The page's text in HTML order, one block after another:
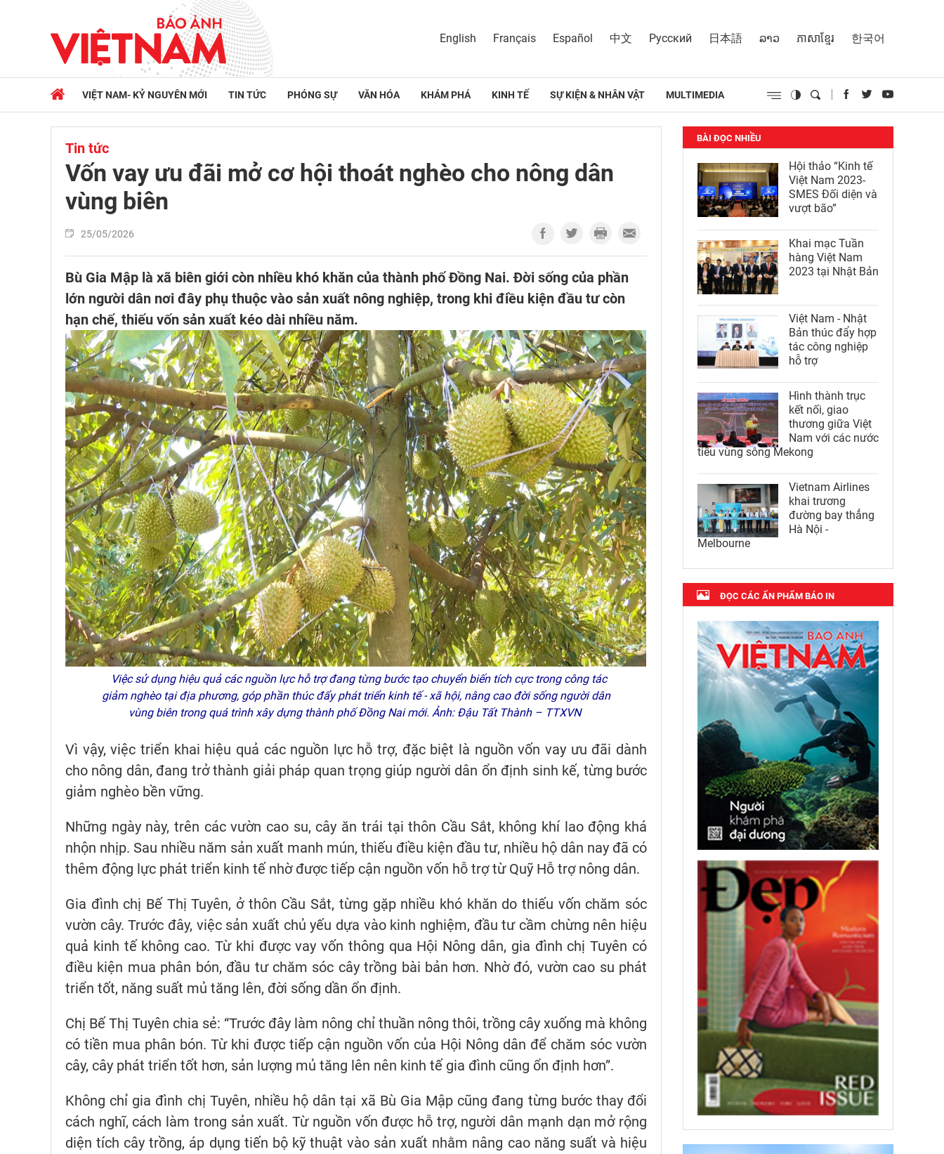
English Français Español 中文 Русский 日本語 ລາວ ភាសាខ្មែរ 한국어
VIỆT NAM- KỶ NGUYÊN MỚI TIN TỨC PHÓNG SỰ VĂN HÓA KHÁM PHÁ KINH TẾ SỰ KIỆN & NHÂN VẬT MULTIMEDIA
Tin tức
Vốn vay ưu đãi mở cơ hội thoát nghèo cho nông dân
vùng biên
25/05/2026
Bù Gia Mập là xã biên giới còn nhiều khó khăn của thành phố Đồng Nai. Đời sống của phần
lớn người dân nơi đây phụ thuộc vào sản xuất nông nghiệp, trong khi điều kiện đầu tư còn
hạn chế, thiếu vốn sản xuất kéo dài nhiều năm.
Việc sử dụng hiệu quả các nguồn lực hỗ trợ đang từng bước tạo chuyển biến tích cực trong công tác
giảm nghèo tại địa phương, góp phần thúc đẩy phát triển kinh tế - xã hội, nâng cao đời sống người dân
vùng biên trong quá trình xây dựng thành phố Đồng Nai mới. Ảnh: Đậu Tất Thành – TTXVN
Vì vậy, việc triển khai hiệu quả các nguồn lực hỗ trợ, đặc biệt là nguồn vốn vay ưu đãi dành
cho nông dân, đang trở thành giải pháp quan trọng giúp người dân ổn định sinh kế, từng bước
giảm nghèo bền vững.
Những ngày này, trên các vườn cao su, cây ăn trái tại thôn Cầu Sắt, không khí lao động khá
nhộn nhịp. Sau nhiều năm sản xuất manh mún, thiếu điều kiện đầu tư, nhiều hộ dân nay đã có
thêm động lực phát triển kinh tế nhờ được tiếp cận nguồn vốn hỗ trợ từ Quỹ Hỗ trợ nông dân.
Gia đình chị Bế Thị Tuyên, ở thôn Cầu Sắt, từng gặp nhiều khó khăn do thiếu vốn chăm sóc
vườn cây. Trước đây, việc sản xuất chủ yếu dựa vào kinh nghiệm, đầu tư cầm chừng nên hiệu
quả kinh tế không cao. Từ khi được vay vốn thông qua Hội Nông dân, gia đình chị Tuyên có
điều kiện mua phân bón, đầu tư chăm sóc cây trồng bài bản hơn. Nhờ đó, vườn cao su phát
triển tốt, năng suất mủ tăng lên, đời sống dần ổn định.
Chị Bế Thị Tuyên chia sẻ: “Trước đây làm nông chỉ thuần nông thôi, trồng cây xuống mà không
có tiền mua phân bón. Từ khi được tiếp cận nguồn vốn của Hội Nông dân để chăm sóc vườn
cây, cây phát triển tốt hơn, sản lượng mủ tăng lên nên kinh tế gia đình cũng ổn định hơn”.
Không chỉ gia đình chị Tuyên, nhiều hộ dân tại xã Bù Gia Mập cũng đang từng bước thay đổi
cách nghĩ, cách làm trong sản xuất. Từ nguồn vốn được hỗ trợ, người dân mạnh dạn mở rộng
diện tích cây trồng, áp dụng tiến bộ kỹ thuật vào sản xuất nhằm nâng cao năng suất và hiệu
BÀI ĐỌC NHIỀU
Hội thảo “Kinh tế
Việt Nam 2023-
SMES Đối diện và
vượt bão”
Khai mạc Tuần
hàng Việt Nam
2023 tại Nhật Bản
Việt Nam - Nhật
Bản thúc đẩy hợp
tác công nghiệp
hỗ trợ
Hình thành trục
kết nối, giao
thương giữa Việt
Nam với các nước
tiểu vùng sông Mekong
Vietnam Airlines
khai trương
đường bay thẳng
Hà Nội -
Melbourne
ĐỌC CÁC ẤN PHẨM BÁO IN